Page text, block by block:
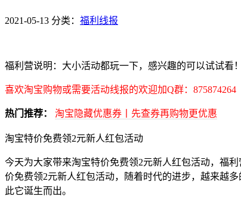
2021-05-13 分类： 福利线报
福利营说明：大小活动都玩一下，感兴趣的可以试试看！
喜欢淘宝购物或需要活动线报的欢迎加Q群：875874264
热门推荐： 淘宝隐藏优惠券丨先查券再购物更优惠
淘宝特价免费领2元新人红包活动
今天为大家带来淘宝特价免费领2元新人红包活动，福
价免费领2元新人红包活动，随着时代的进步，越来越
此它诞生而出。